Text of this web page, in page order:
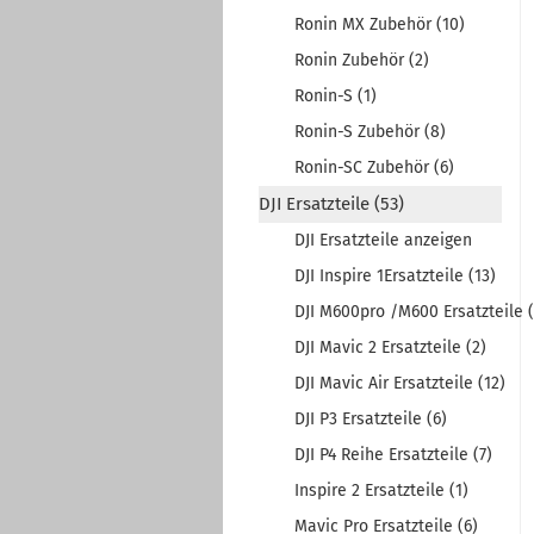
Ronin MX Zubehör (10)
Ronin Zubehör (2)
Ronin-S (1)
Ronin-S Zubehör (8)
Ronin-SC Zubehör (6)
DJI Ersatzteile (53)
DJI Ersatzteile anzeigen
DJI Inspire 1Ersatzteile (13)
DJI M600pro /M600 Ersatzteile
DJI Mavic 2 Ersatzteile (2)
DJI Mavic Air Ersatzteile (12)
DJI P3 Ersatzteile (6)
DJI P4 Reihe Ersatzteile (7)
Inspire 2 Ersatzteile (1)
Mavic Pro Ersatzteile (6)